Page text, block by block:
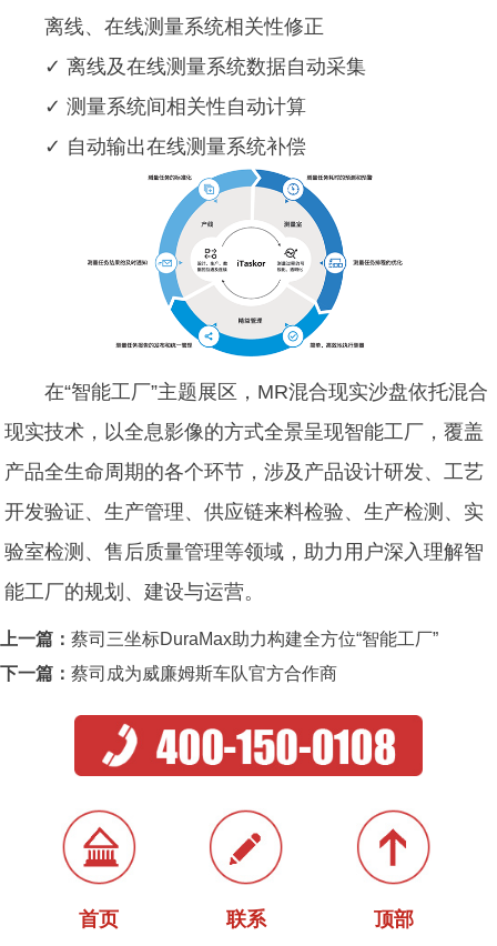
离线、在线测量系统相关性修正
✓ 离线及在线测量系统数据自动采集
✓ 测量系统间相关性自动计算
✓ 自动输出在线测量系统补偿
在“智能工厂”主题展区，MR混合现实沙盘依托混合
现实技术，以全息影像的方式全景呈现智能工厂，覆盖
产品全生命周期的各个环节，涉及产品设计研发、工艺
开发验证、生产管理、供应链来料检验、生产检测、实
验室检测、售后质量管理等领域，助力用户深入理解智
能工厂的规划、建设与运营。
上一篇： 蔡司三坐标DuraMax助力构建全方位“智能工厂”
下一篇： 蔡司成为威廉姆斯车队官方合作商
首页 联系 顶部